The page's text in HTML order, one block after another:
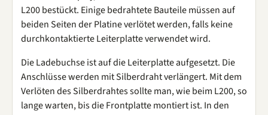
L200 bestückt. Einige bedrahtete Bauteile müssen auf
beiden Seiten der Platine verlötet werden, falls keine
durchkontaktierte Leiterplatte verwendet wird.
Die Ladebuchse ist auf die Leiterplatte aufgesetzt. Die
Anschlüsse werden mit Silberdraht verlängert. Mit dem
Verlöten des Silberdrahtes sollte man, wie beim L200, so
lange warten, bis die Frontplatte montiert ist. In den